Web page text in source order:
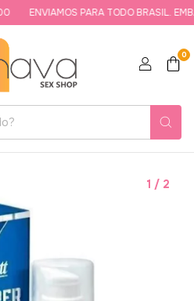
ENVIAMOS PARA TODO BRASIL.
0
1 / 2